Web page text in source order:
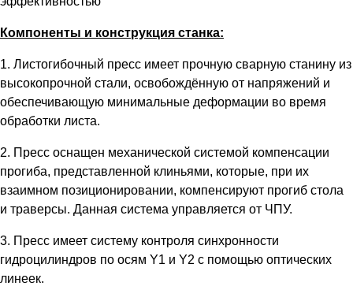
Компоненты и конструкция станка:
1. Листогибочный пресс имеет прочную сварную станину из
высокопрочной стали, освобождённую от напряжений и
обеспечивающую минимальные деформации во время
обработки листа.
2. Пресс оснащен механической системой компенсации
прогиба, представленной клиньями, которые, при их
взаимном позиционировании, компенсируют прогиб стола
и траверсы. Данная система управляется от ЧПУ.
3. Пресс имеет систему контроля синхронности
гидроцилиндров по осям Y1 и Y2 с помощью оптических
линеек.